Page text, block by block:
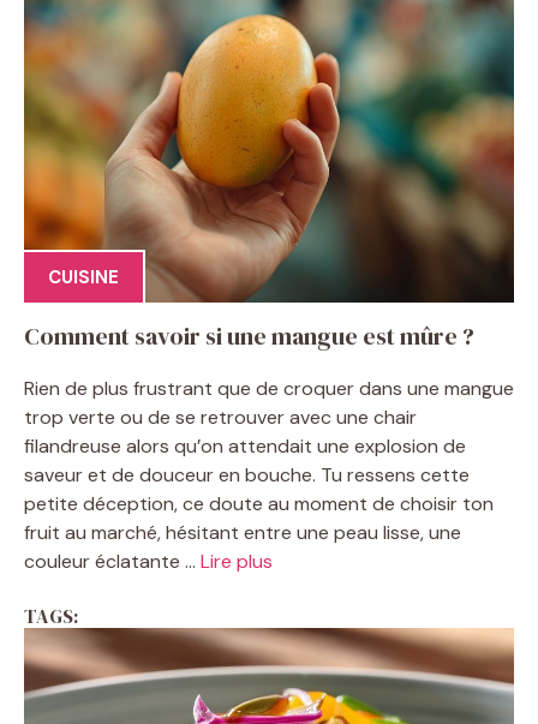
CUISINE
Comment savoir si une mangue est mûre ?
Rien de plus frustrant que de croquer dans une mangue
trop verte ou de se retrouver avec une chair
filandreuse alors qu’on attendait une explosion de
saveur et de douceur en bouche. Tu ressens cette
petite déception, ce doute au moment de choisir ton
fruit au marché, hésitant entre une peau lisse, une
couleur éclatante ... Lire plus
TAGS: